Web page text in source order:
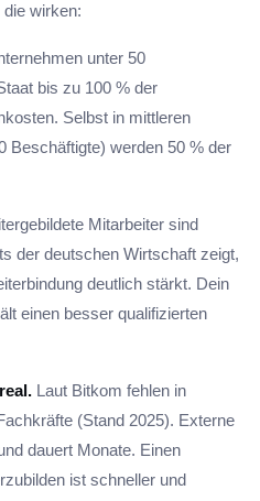
wirken:
unter 50
bis zu 100 % der
Selbst in mittleren
Beschäftigte) werden 50 % der
Mitarbeiter sind
der deutschen Wirtschaft zeigt,
deutlich stärkt. Dein
einen besser qualifizierten
Laut Bitkom fehlen in
(Stand 2025). Externe
dauert Monate. Einen
ist schneller und